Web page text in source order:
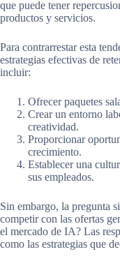
que puede tener
productos y servicios.
Para contrarrestar esta
estrategias efectivas de
incluir:
Ofrecer paquetes
Crear un entorno
creatividad.
Proporcionar
crecimiento.
Establecer una
sus empleados.
Sin embargo, la pregunta
competir con las ofertas
el mercado de IA? Las
como las estrategias que